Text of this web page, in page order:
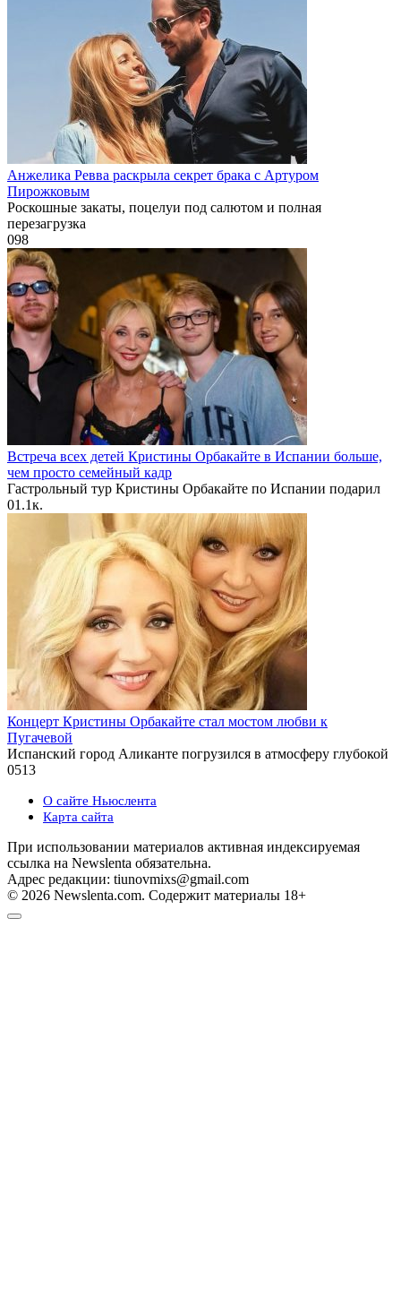
Анжелика Ревва раскрыла секрет брака с Артуром
Пирожковым
Роскошные закаты, поцелуи под салютом и полная
перезагрузка
098
Встреча всех детей Кристины Орбакайте в Испании больше,
чем просто семейный кадр
Гастрольный тур Кристины Орбакайте по Испании подарил
01.1к.
Концерт Кристины Орбакайте стал мостом любви к
Пугачевой
Испанский город Аликанте погрузился в атмосферу глубокой
0513
О сайте Ньюслента
Карта сайта
При использовании материалов активная индексируемая
ссылка на Newslenta обязательна.
Адрес редакции: tiunovmixs@gmail.com
© 2026 Newslenta.com. Содержит материалы 18+